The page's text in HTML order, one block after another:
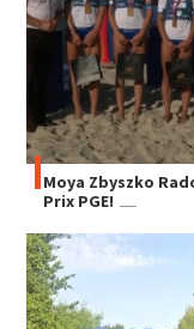
Moya Zbyszko
Prix PGE!